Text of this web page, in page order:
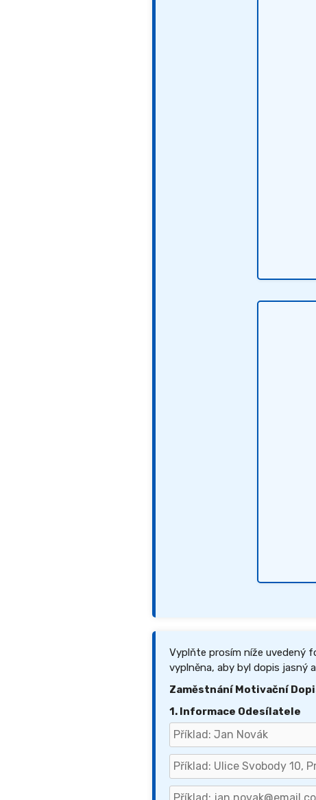
Vyplňte prosím níže uvedený
vyplněna, aby byl dopis jasný
Zaměstnání Motivační
1. Informace Odesílatele